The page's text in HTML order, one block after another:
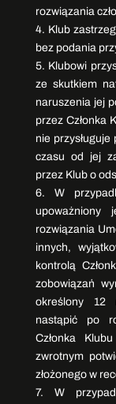
rozwiązania
4. Klub
bez podania
5. Klubowi
ze skutkiem
naruszenia jej
przez Członka
nie
czasu od jej
przez Klub o
6. W
rozwiązania
innych,
kontrolą
zobowiązań
określony 12
nastąpić po
Członka
zwrotnym
złożonego w
7. W